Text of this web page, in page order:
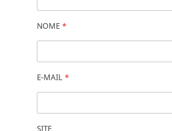
NOME *
E-MAIL *
SITE